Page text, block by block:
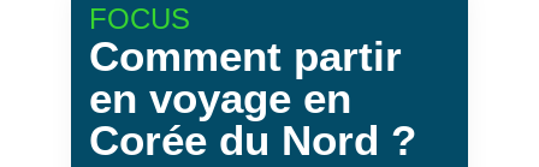
FOCUS
Comment partir
en voyage en
Corée du Nord ?